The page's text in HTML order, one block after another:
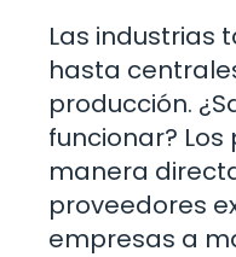
Las industrias
hasta
producción.
funcionar?
manera
proveedores
empresas a